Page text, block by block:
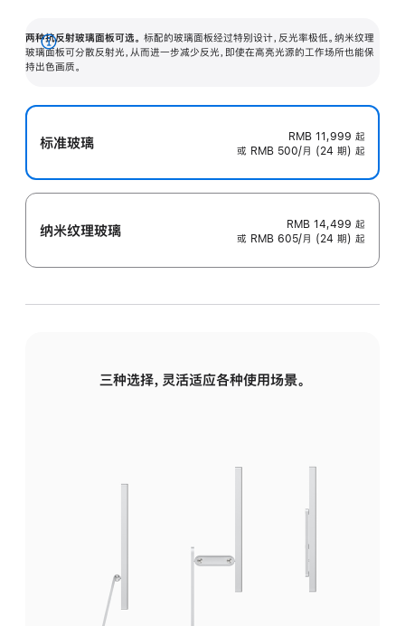
两种抗反射玻璃面板可选。 标配的玻璃面板经过特别设计，反光率极低。纳米纹理
玻璃面板可分散反射光，从而进一步减少反光，即使在高亮光源的工作场所也能保
持出色画质。
展
开
标准玻璃 RMB 11,999 起
或 RMB 500/月 (24 期) 起
纳米纹理玻璃 RMB 14,499 起
或 RMB 605/月 (24 期) 起
三种选择，灵活适应各种使用场景。